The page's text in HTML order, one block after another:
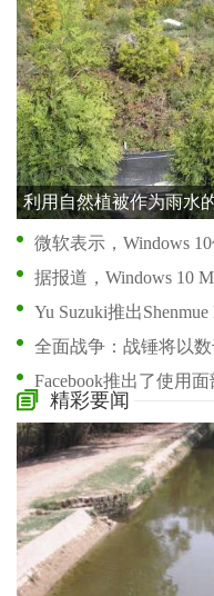
利用自然植被作为雨水
据报道，Windows 10
Yu Suzuki推出
全面战争：战锤将以
Microsoft的SaaS愿望
格子发动机留在2800
HTC推出24-Karat金色
巢宣布第二代巢保护
精彩要闻